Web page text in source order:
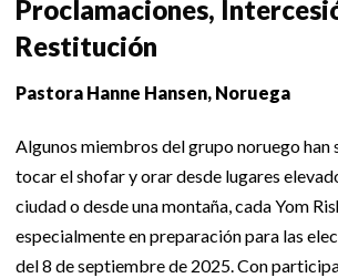
Proclamaciones,
Restitución
Pastora Hanne Hansen, Noruega
Algunos miembros del grupo noruego han
tocar el shofar y orar desde lugares
ciudad o desde una montaña, cada Yom
especialmente en preparación para las
del 8 de septiembre de 2025. Con